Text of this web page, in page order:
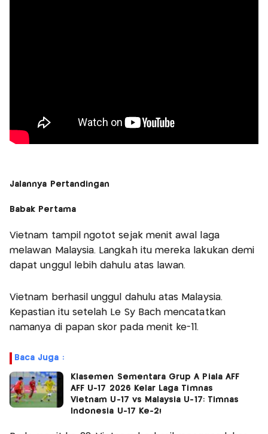
Jalannya Pertandingan
Babak Pertama
Vietnam tampil ngotot sejak menit awal laga
melawan Malaysia. Langkah itu mereka lakukan demi
dapat unggul lebih dahulu atas lawan.
Vietnam berhasil unggul dahulu atas Malaysia.
Kepastian itu setelah Le Sy Bach mencatatkan
namanya di papan skor pada menit ke-11.
Baca Juga :
Klasemen Sementara Grup A Piala AFF
AFF U-17 2026 Kelar Laga Timnas
Vietnam U-17 vs Malaysia U-17: Timnas
Indonesia U-17 Ke-2!